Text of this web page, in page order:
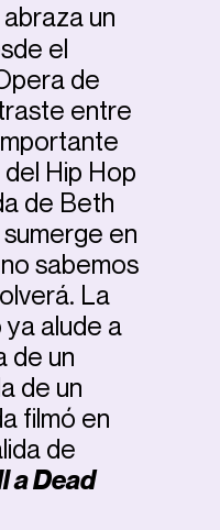
abraza un
el
de
entre
Hip Hop
de Beth
en
sabemos
La
alude a
de un
de un
filmó en
de
a Dead